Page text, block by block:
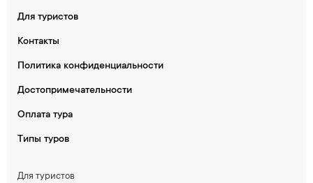
Для туристов
Контакты
Политика конфиденциальности
Достопримечательности
Оплата тура
Типы туров
Для туристов